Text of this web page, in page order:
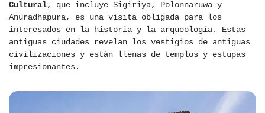
Cultural, que incluye Sigiriya, Polonnaruwa y
Anuradhapura, es una visita obligada para los
interesados en la historia y la arqueología. Estas
antiguas ciudades revelan los vestigios de antiguas
civilizaciones y están llenas de templos y estupas
impresionantes.